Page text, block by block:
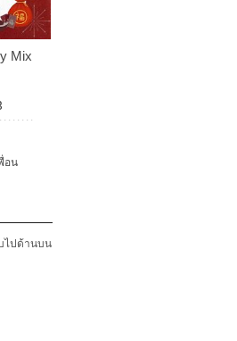
Mix
อน
ไปด้านบน